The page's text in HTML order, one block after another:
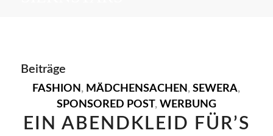
Beiträge
FASHION , MÄDCHENSACHEN ,SEWERA,
SPONSORED POST, WERBUNG
EIN ABENDKLEID FÜR’S